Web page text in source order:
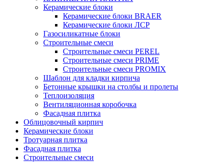
Керамические блоки
Керамические блоки BRAER
Керамические блоки ЛСР
Газосиликатные блоки
Строительные смеси
Строительные смеси PEREL
Строительные смеси PRIME
Строительные смеси PROMIX
Шаблон для кладки кирпича
Бетонные крышки на столбы и пролеты
Теплоизоляция
Вентиляционная коробочка
Фасадная плитка
Облицовочный кирпич
Керамические блоки
Тротуарная плитка
Фасадная плитка
Строительные смеси